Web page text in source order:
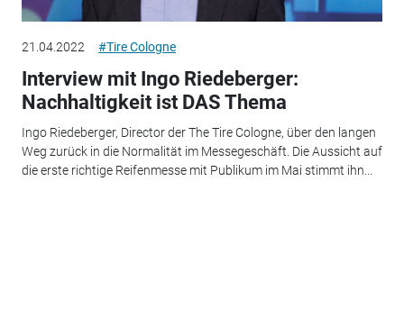
21.04.2022 #Tire Cologne
Interview mit Ingo Riedeberger:
Nachhaltigkeit ist DAS Thema
Ingo Riedeberger, Director der The Tire Cologne, über den langen
Weg zurück in die Normalität im Messegeschäft. Die Aussicht auf
die erste richtige Reifenmesse mit Publikum im Mai stimmt ihn...